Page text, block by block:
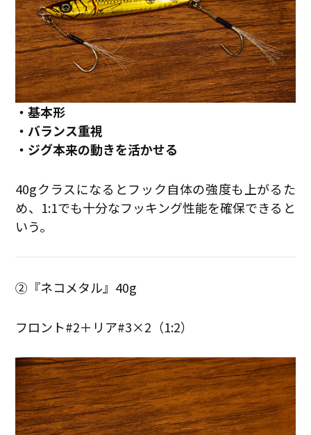
・基本形
・バランス重視
・ジグ本来の動きを活かせる
40gクラスになるとフック自体の強度も上がるた
め、1:1でも十分なフッキング性能を確保できると
いう。
②『ネコメタル』40g
フロント#2＋リア#3×2（1:2）